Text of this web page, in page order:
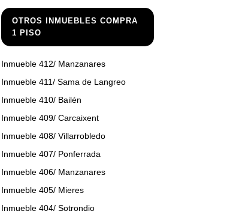
OTROS INMUEBLES COMPRA
1 PISO
Inmueble 412/ Manzanares
Inmueble 411/ Sama de Langreo
Inmueble 410/ Bailén
Inmueble 409/ Carcaixent
Inmueble 408/ Villarrobledo
Inmueble 407/ Ponferrada
Inmueble 406/ Manzanares
Inmueble 405/ Mieres
Inmueble 404/ Sotrondio